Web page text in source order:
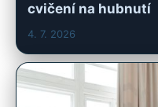
cvičení na hubnutí
4. 7. 2026